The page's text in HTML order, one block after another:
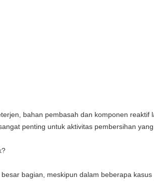
bahan pembasah dan komponen
penting untuk aktivitas pembersihan
bagian, meskipun dalam beberapa